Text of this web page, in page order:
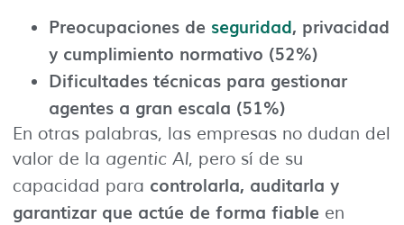
Preocupaciones de seguridad, privacidad
y cumplimiento normativo (52%)
Dificultades técnicas para gestionar
agentes a gran escala (51%)
En otras palabras, las empresas no dudan del
valor de la agentic AI, pero sí de su
capacidad para controlarla, auditarla y
garantizar que actúe de forma fiable en